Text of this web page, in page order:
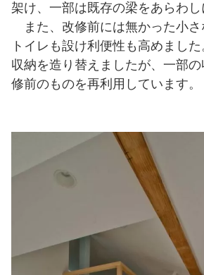
架け、一部は既存の梁をあらわし
また、改修前には無かった小さ
トイレも設け利便性も高めまし
収納を造り替えましたが、一部
修前のものを再利用しています。